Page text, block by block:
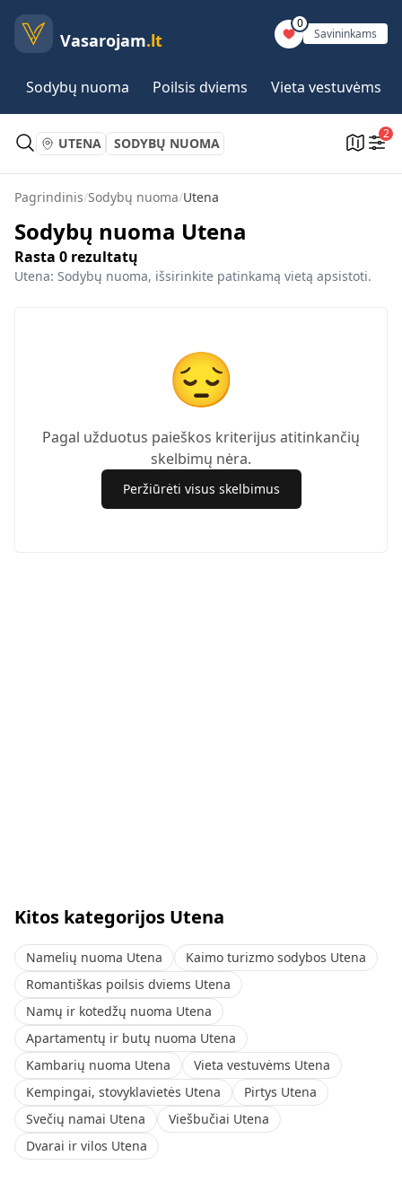
Vasarojam.lt
0
Savininkams
Sodybų nuoma Poilsis dviems Vieta vestuvėms
UTENA SODYBŲ NUOMA
2
Pagrindinis/Sodybų nuoma/Utena
Sodybų nuoma Utena
Rasta 0 rezultatų
Utena: Sodybų nuoma, išsirinkite patinkamą vietą apsistoti.
😔
Pagal užduotus paieškos kriterijus atitinkančių
skelbimų nėra.
Peržiūrėti visus skelbimus
Kitos kategorijos Utena
Namelių nuoma Utena
Kaimo turizmo sodybos Utena
Romantiškas poilsis dviems Utena
Namų ir kotedžų nuoma Utena
Apartamentų ir butų nuoma Utena
Kambarių nuoma Utena
Vieta vestuvėms Utena
Kempingai, stovyklavietės Utena
Pirtys Utena
Svečių namai Utena
Viešbučiai Utena
Dvarai ir vilos Utena